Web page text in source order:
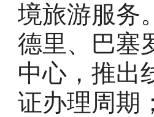
境旅游服务
德里、巴塞
中心，推出
证办理周期